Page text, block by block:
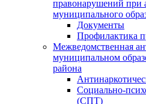
правонарушений при
муниципального
Документы
Профилактика
Межведомственная
муниципальном
района
Социально-
(СПТ)